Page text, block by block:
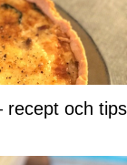
recept och tips